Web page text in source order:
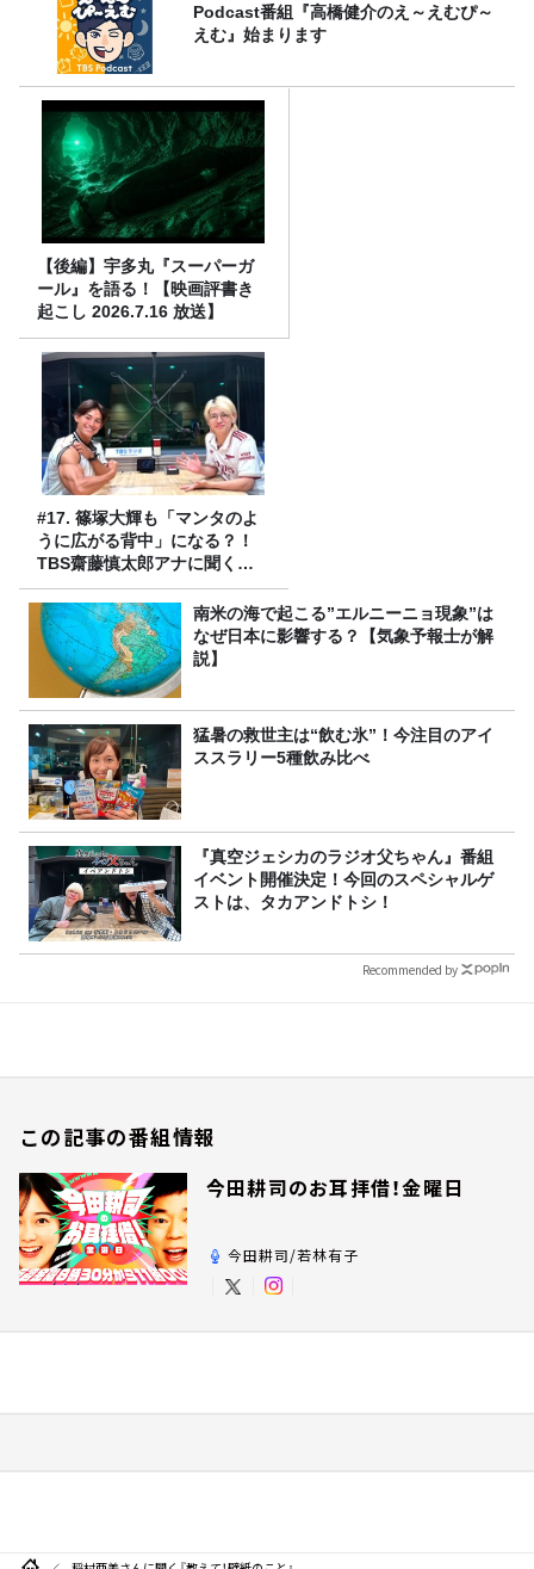
Podcast番組『高橋健介のえ～えむぴ～
えむ』始まります
【後編】宇多丸『スーパーガ
ール』を語る！【映画評書き
起こし 2026.7.16 放送】
#17. 篠塚大輝も「マンタのよ
うに広がる背中」になる？！
TBS齋藤慎太郎アナに聞くメ
ンズフィジークの魅力！！
南米の海で起こる”エルニーニョ現象”は
なぜ日本に影響する？【気象予報士が解
説】
猛暑の救世主は“飲む氷”！今注目のアイ
ススラリー5種飲み比べ
『真空ジェシカのラジオ父ちゃん』番組
イベント開催決定！今回のスペシャルゲ
ストは、タカアンドトシ！
Recommended by
この記事の番組情報
今田耕司のお耳拝借！金曜日
今田耕司/若林有子